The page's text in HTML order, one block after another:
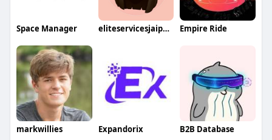
Space Manager eliteservicesjaipur1 Empire Ride
markwillies Expandorix B2B Database